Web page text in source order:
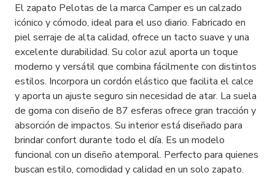
El zapato Pelotas de la marca Camper es un calzado
icónico y cómodo, ideal para el uso diario. Fabricado en
piel serraje de alta calidad, ofrece un tacto suave y una
excelente durabilidad. Su color azul aporta un toque
moderno y versátil que combina fácilmente con distintos
estilos. Incorpora un cordón elástico que facilita el calce
y aporta un ajuste seguro sin necesidad de atar. La suela
de goma con diseño de 87 esferas ofrece gran tracción y
absorción de impactos. Su interior está diseñado para
brindar confort durante todo el día. Es un modelo
funcional con un diseño atemporal. Perfecto para quienes
buscan estilo, comodidad y calidad en un solo zapato.